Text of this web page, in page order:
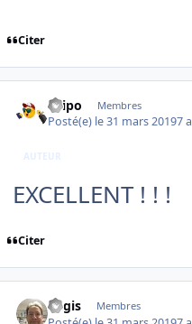
Citer
Filipo Membres
Posté(e) le 31 mars 20197 a
AUTEUR
EXCELLENT ! ! !
Citer
Regis Membres